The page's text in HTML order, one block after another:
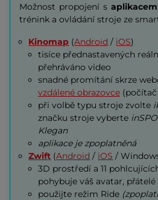
Možnost propojení s
trénink a ovládání stroje ze
Kinomap (Android / iOS)
tisíce přednastavených
přehráváno video
snadné promítání skrze
vzdálené obrazovce(počítač
při volbě typu stroje zvolte
značku stroje vyberte
Klegan
aplikace je zpoplatněná
Zwift (Android / iOS /
3D prostředí a 11
pohybuje váš avatar,
použijte režim Ride